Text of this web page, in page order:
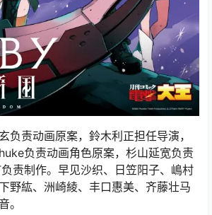
负责动画原案，鈴木利正担任导演，
负责动画角色原案，杉山延宽负责
责制作。早见沙织、日笠阳子、嶋村
野紘、洲崎綾、丰口惠美、齐藤壮马
。